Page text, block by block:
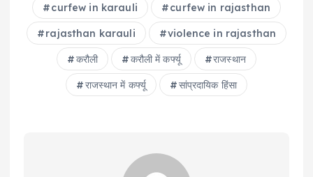
curfew in karauli curfew in rajasthan
rajasthan karauli violence in rajasthan
करौली करौली में कर्फ्यू राजस्‍थान
राजस्थान में कर्फ्यू सांप्रदायिक हिंसा